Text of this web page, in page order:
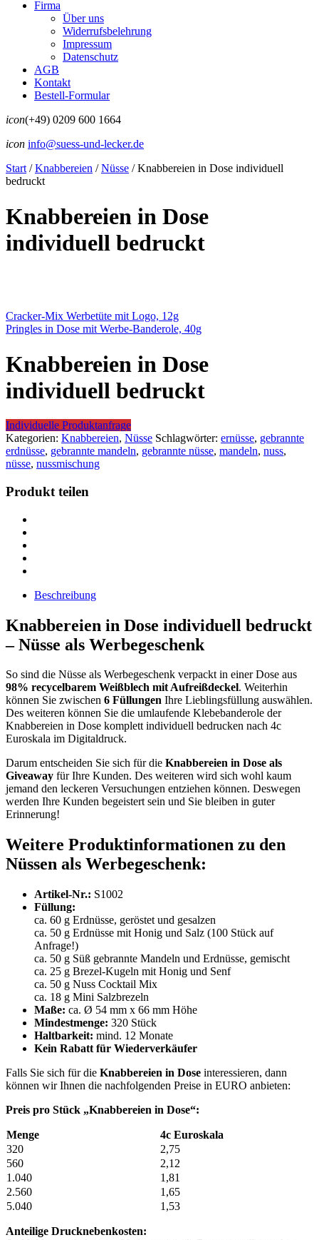
Firma
Über uns
Widerrufsbelehrung
Impressum
Datenschutz
AGB
Kontakt
Bestell-Formular
icon(+49) 0209 600 1664
icon info@suess-und-lecker.de
Start / Knabbereien / Nüsse /Knabbereien in Dose individuell
bedruckt
Knabbereien in Dose
individuell bedruckt
Cracker-Mix Werbetüte mit Logo, 12g
Pringles in Dose mit Werbe-Banderole, 40g
Knabbereien in Dose
individuell bedruckt
Individuelle Produktanfrage
Kategorien: Knabbereien, Nüsse Schlagwörter: ernüsse, gebrannte
erdnüsse, gebrannte mandeln, gebrannte nüsse, mandeln, nuss,
nüsse, nussmischung
Produkt teilen
Beschreibung
Knabbereien in Dose individuell bedruckt
– Nüsse als Werbegeschenk
So sind die Nüsse als Werbegeschenk verpackt in einer Dose aus
98% recycelbarem Weißblech mit Aufreißdeckel. Weiterhin
können Sie zwischen 6 Füllungen Ihre Lieblingsfüllung auswählen.
Des weiteren können Sie die umlaufende Klebebanderole der
Knabbereien in Dose komplett individuell bedrucken nach 4c
Euroskala im Digitaldruck.
Darum entscheiden Sie sich für die Knabbereien in Dose als
Giveaway für Ihre Kunden. Des weiteren wird sich wohl kaum
jemand den leckeren Versuchungen entziehen können. Deswegen
werden Ihre Kunden begeistert sein und Sie bleiben in guter
Erinnerung!
Weitere Produktinformationen zu den
Nüssen als Werbegeschenk:
Artikel-Nr.: S1002
Füllung:
ca. 60 g Erdnüsse, geröstet und gesalzen
ca. 50 g Erdnüsse mit Honig und Salz (100 Stück auf
Anfrage!)
ca. 50 g Süß gebrannte Mandeln und Erdnüsse, gemischt
ca. 25 g Brezel-Kugeln mit Honig und Senf
ca. 50 g Nuss Cocktail Mix
ca. 18 g Mini Salzbrezeln
Maße: ca. Ø 54 mm x 66 mm Höhe
Mindestmenge: 320 Stück
Haltbarkeit: mind. 12 Monate
Kein Rabatt für Wiederverkäufer
Falls Sie sich für die Knabbereien in Dose interessieren, dann
können wir Ihnen die nachfolgenden Preise in EURO anbieten:
Preis pro Stück „Knabbereien in Dose“:
Menge
4c Euroskala
320
2,75
560
2,12
1.040
1,81
2.560
1,65
5.040
1,53
Anteilige Drucknebenkosten: